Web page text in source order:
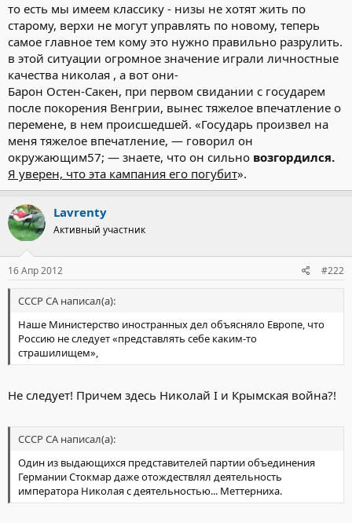
то есть мы имеем классику - низы не хотят жить по
старому, верхи не могут управлять по новому, теперь
самое главное тем кому это нужно правильно разрулить.
в этой ситуации огромное значение играли личностные
качества николая , а вот они-
Барон Остен-Сакен, при первом свидании с государем
после покорения Венгрии, вынес тяжелое впечатление о
перемене, в нем происшедшей. «Государь произвел на
меня тяжелое впечатление, — говорил он
окружающим57; — знаете, что он сильно возгордился.
Я уверен, что эта кампания его погубит».
Lavrenty
Активный участник
16 Апр 2012 #222
СССР СА написал(а):
Наше Министерство иностранных дел объясняло Европе, что
Россию не следует «представлять себе каким-то
страшилищем»,
Не следует! Причем здесь Николай I и Крымская война?!
СССР СА написал(а):
Один из выдающихся представителей партии объединения
Германии Стокмар даже отождествлял деятельность
императора Николая с деятельностью... Меттерниха.